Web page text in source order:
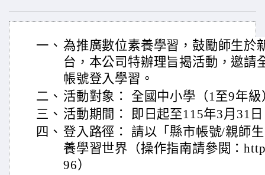
一、 為推廣數位素養學習，鼓勵師生於
台，本公司特辦理旨揭活動，邀請
帳號登入學習。
二、 活動對象： 全國中小學（1至9年級
三、 活動期間： 即日起至115年3月31
四、 登入路徑： 請以「縣市帳號/親師
養學習世界（操作指南請參閱：
96）